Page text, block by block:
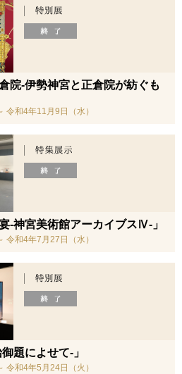
院-伊勢神宮と正倉院が紡ぐも
令和4年11月9日（水）
-神宮美術館アーカイブスⅣ-」
令和4年7月27日（水）
題によせて-」
令和4年5月24日（火）